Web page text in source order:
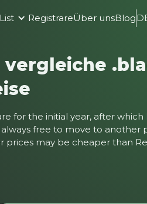
RegistrareÜber unsBlog
vergleiche
for the initial year, after which
free to move to another
prices may be cheaper than